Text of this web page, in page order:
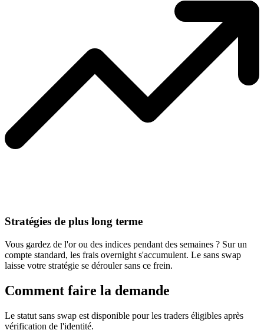
Stratégies de plus long terme
Vous gardez de l'or ou des indices pendant des semaines ? Sur un
compte standard, les frais overnight s'accumulent. Le sans swap
laisse votre stratégie se dérouler sans ce frein.
Comment faire la demande
Le statut sans swap est disponible pour les traders éligibles après
vérification de l'identité.